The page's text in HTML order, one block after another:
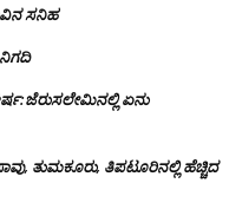
ಸನಿಹ
ಏನು
ತುಮಕೂರು, ತಿಪಟೂರಿನಲ್ಲಿ ಹೆಚ್ಚಿದ